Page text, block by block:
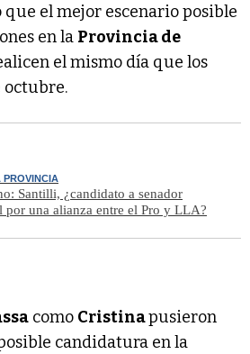
el mejor escenario posible
en la Provincia de
el mismo día que los
octubre.
PROVINCIA
Santilli, ¿candidato a senador
por una alianza entre el Pro y LLA?
como Cristinapusieron
candidatura en la